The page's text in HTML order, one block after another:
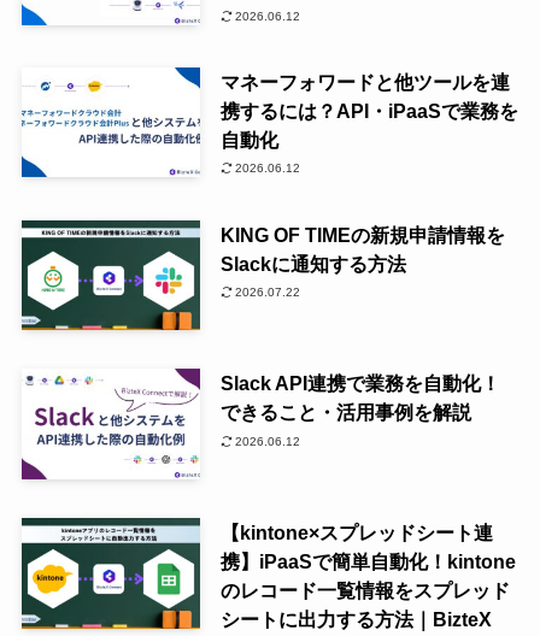
2026.06.12
マネーフォワードと他ツールを連
携するには？API・iPaaSで業務を
自動化
2026.06.12
KING OF TIMEの新規申請情報を
Slackに通知する方法
2026.07.22
Slack API連携で業務を自動化！
できること・活用事例を解説
2026.06.12
【kintone×スプレッドシート連
携】iPaaSで簡単自動化！kintone
のレコード一覧情報をスプレッド
シートに出力する方法｜BizteX